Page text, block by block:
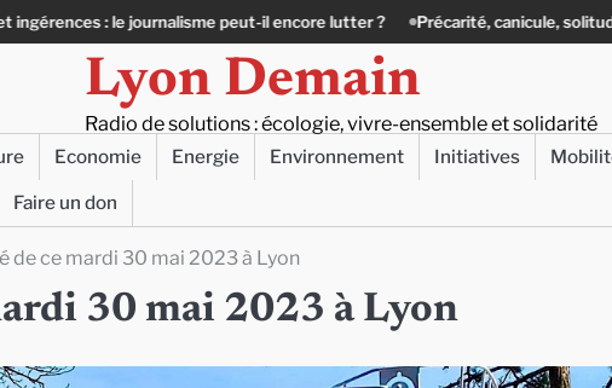
peut-il encore lutter ? Précarité, canicule, solitude : quand le lien social
Lyon Demain
Radio de solutions : écologie, vivre-ensemble et solidarité
Economie Energie Environnement Initiatives
Faire un don
de ce mardi 30 mai 2023 à Lyon
30 mai 2023 à Lyon